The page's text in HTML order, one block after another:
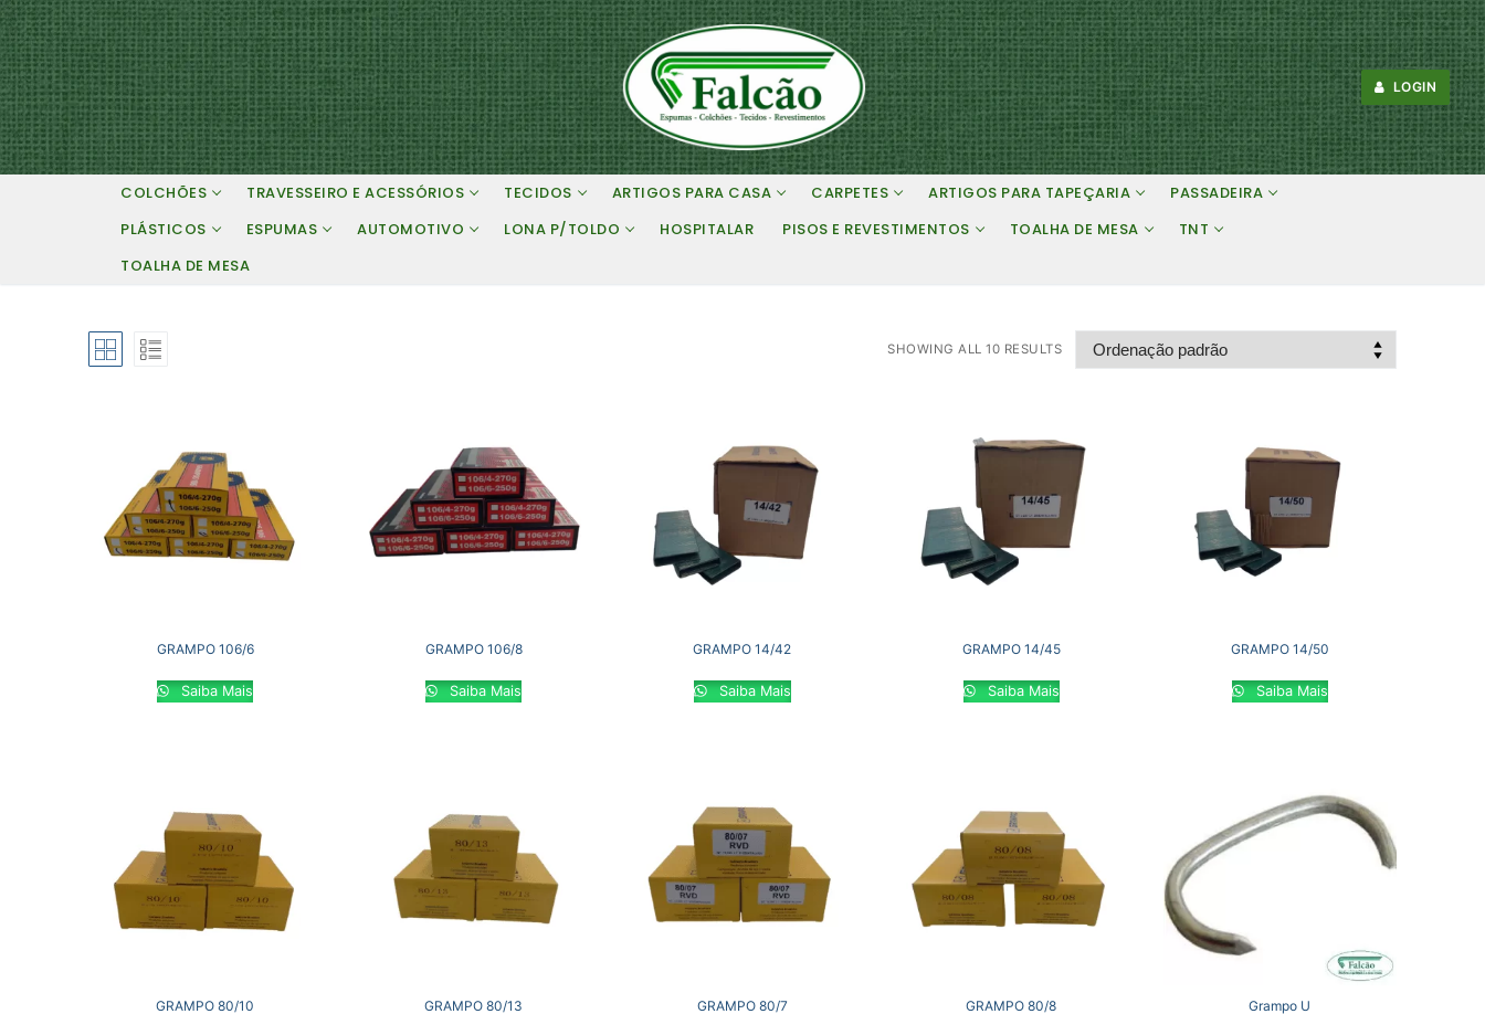
Pular
para
o
conteúdo
LOGIN
COLCHÕES TRAVESSEIRO E ACESSÓRIOS TECIDOS ARTIGOS PARA CASA CARPETES ARTIGOS PARA TAPEÇARIA
PASSADEIRA
PLÁSTICOS
ESPUMAS AUTOMOTIVO LONA P/TOLDO HOSPITALAR PISOS E REVESTIMENTOS TOALHA DE MESA
TNT
TOALHA DE MESA
SHOWING ALL 10 RESULTS
GRAMPO 106/6
Saiba Mais
GRAMPO 106/8
Saiba Mais
GRAMPO 14/42
Saiba Mais
GRAMPO 14/45
Saiba Mais
GRAMPO 14/50
Saiba Mais
GRAMPO 80/10 GRAMPO 80/13 GRAMPO 80/7 GRAMPO 80/8 Grampo U